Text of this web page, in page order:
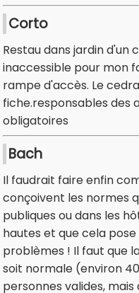
Corto
Restau dans jardin d'un
inaccessible pour mon
rampe d'accès. Le
fiche.responsables des
obligatoires
Bach
Il faudrait faire enfin
conçoivent les normes
publiques ou dans les
hautes et que cela
problèmes ! Il faut que
soit normale (environ
personnes valides,